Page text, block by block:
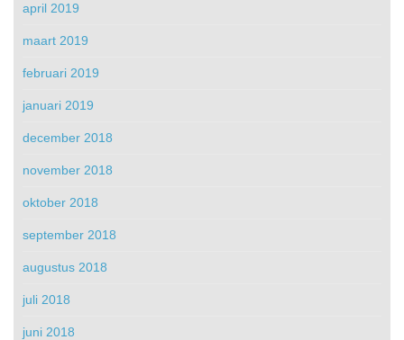
april 2019
maart 2019
februari 2019
januari 2019
december 2018
november 2018
oktober 2018
september 2018
augustus 2018
juli 2018
juni 2018